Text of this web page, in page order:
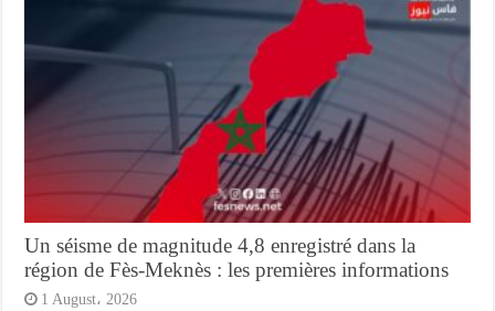
Un séisme de magnitude 4,8 enregistré dans la
région de Fès-Meknès : les premières informations
1 August، 2026